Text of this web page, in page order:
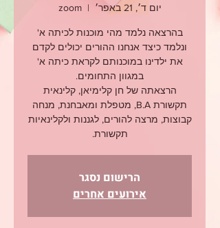
יום ד׳, 21 באפר׳
  |
zoom
בהרצאה נלמד מהי מוכנות לכיתה א'
ונלמד כיצד אנחנו ההורים יכולים לקדם
את ילדינו במוכנותם לקראת כיתה א'
הרצאתה של חן קלימיאן, קלינאית
תקשורת B.A, מטפלת ומאבחנת, מנחה
קבוצות, מרצה להורים, לגננות ולקלינאיות
תקשורת.
הרישום נסגר
אירועים אחרים